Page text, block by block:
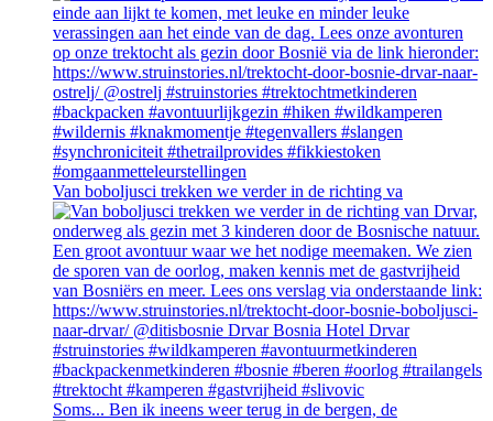
Van boboljusci trekken we verder in de richting va
Soms... Ben ik ineens weer terug in de bergen, de